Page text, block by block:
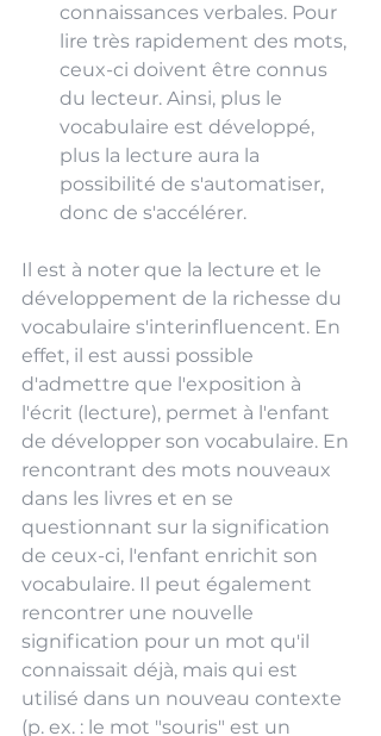
connaissances verbales. Pour
lire très rapidement des mots,
ceux-ci doivent être connus
du lecteur. Ainsi, plus le
vocabulaire est développé,
plus la lecture aura la
possibilité de s'automatiser,
donc de s'accélérer.
Il est à noter que la lecture et le
développement de la richesse du
vocabulaire s'interinfluencent. En
effet, il est aussi possible
d'admettre que l'exposition à
l'écrit (lecture), permet à l'enfant
de développer son vocabulaire. En
rencontrant des mots nouveaux
dans les livres et en se
questionnant sur la signification
de ceux-ci, l'enfant enrichit son
vocabulaire. Il peut également
rencontrer une nouvelle
signification pour un mot qu'il
connaissait déjà, mais qui est
utilisé dans un nouveau contexte
(p. ex. : le mot "souris" est un